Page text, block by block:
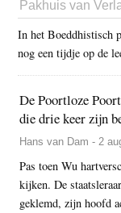
Pakhuis van
In het Boeddhistisch
nog een tijdje op de
De Poortloze
die drie keer zijn
Hans van Dam - 2
Pas toen Wu
kijken. De
geklemd, zijn hoofd